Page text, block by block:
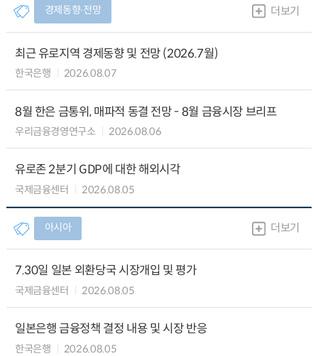
경제동향∙전망 더보기
최근 유로지역 경제동향 및 전망 (2026.7월)
한국은행 2026.08.07
8월 한은 금통위, 매파적 동결 전망 - 8월 금융시장 브리프
우리금융경영연구소 2026.08.06
유로존 2분기 GDP에 대한 해외시각
국제금융센터 2026.08.05
아시아 더보기
7.30일 일본 외환당국 시장개입 및 평가
국제금융센터 2026.08.05
일본은행 금융정책 결정 내용 및 시장 반응
한국은행 2026.08.05